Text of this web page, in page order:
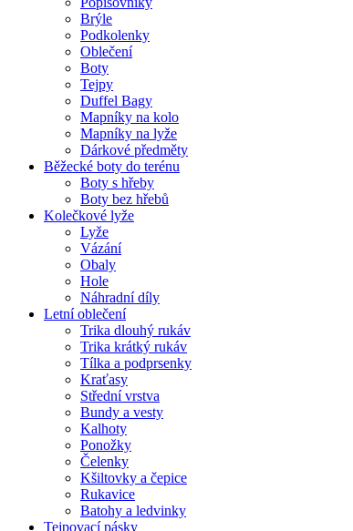
Brýle
Podkolenky
Oblečení
Boty
Tejpy
Duffel Bagy
Mapníky na kolo
Mapníky na lyže
Dárkové předměty
Běžecké boty do terénu
Boty s hřeby
Boty bez hřebů
Kolečkové lyže
Lyže
Vázání
Obaly
Hole
Náhradní díly
Letní oblečení
Trika dlouhý rukáv
Trika krátký rukáv
Tílka a podprsenky
Kraťasy
Střední vrstva
Bundy a vesty
Kalhoty
Ponožky
Čelenky
Kšiltovky a čepice
Rukavice
Batohy a ledvinky
Tejpovací pásky